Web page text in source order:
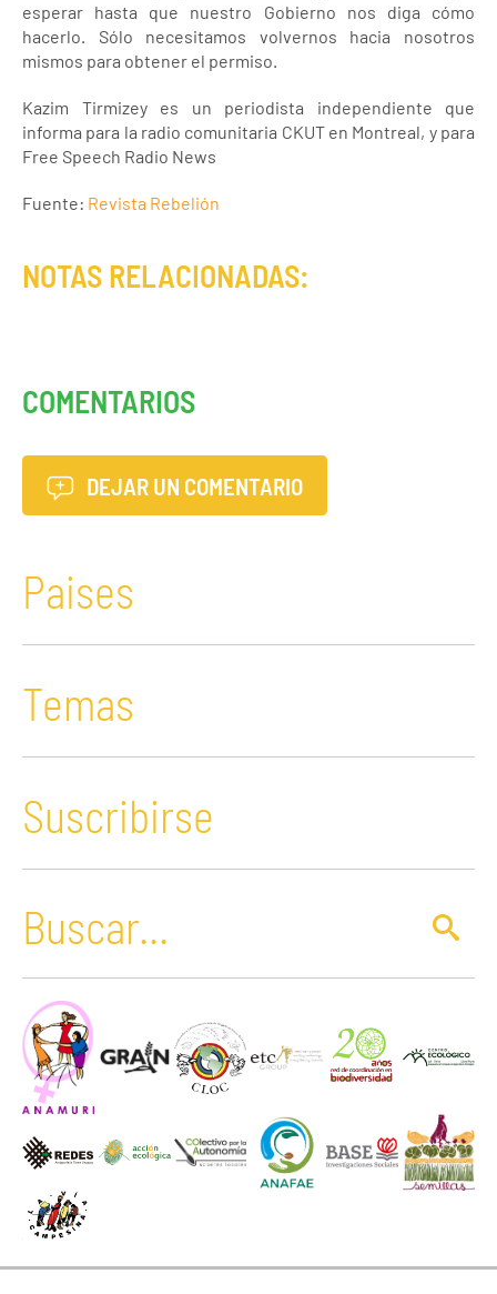
esperar hasta que nuestro Gobierno nos diga cómo
hacerlo. Sólo necesitamos volvernos hacia nosotros
mismos para obtener el permiso.
Kazim Tirmizey es un periodista independiente que
informa para la radio comunitaria CKUT en Montreal, y para
Free Speech Radio News
Fuente: Revista Rebelión
NOTAS RELACIONADAS:
COMENTARIOS
DEJAR UN COMENTARIO
Paises
Temas
Suscribirse